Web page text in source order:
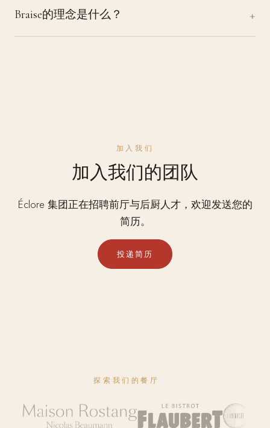
Braise的理念是什么？
加入我们
加入我们的团队
Éclore 集团正在招聘前厅与后厨人才，欢迎发送您的
简历。
投递简历
探索我们的餐厅